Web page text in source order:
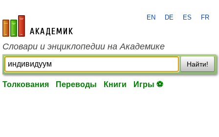
academic.ru
EN DE ES FR
Словари и энциклопедии на Академике
Найти!
Толкования Переводы Книги Игры ⚽